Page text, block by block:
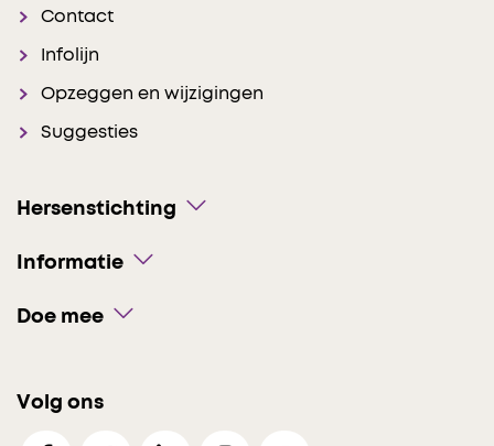
Contact
Infolijn
Opzeggen en wijzigingen
Suggesties
Hersenstichting
Informatie
Doe mee
Volg ons